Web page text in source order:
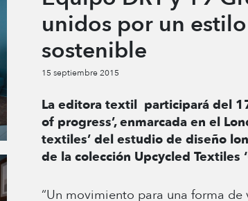
unidos por un
sostenible
15 septiembre 2015
La editora textil participará del
of progress’, enmarcada en el
textiles’ del estudio de diseño
de la colección Upcycled Textiles
“Un movimiento para una forma